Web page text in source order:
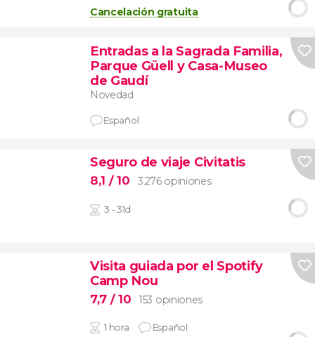
Cancelación gratuita
Entradas a la Sagrada Familia,
Parque Güell y Casa-Museo
de Gaudí
Novedad
Español
Seguro de viaje Civitatis
8,1 / 10 3.276 opiniones
3 - 31d
Visita guiada por el Spotify
Camp Nou
7,7 / 10 153 opiniones
1 hora Español